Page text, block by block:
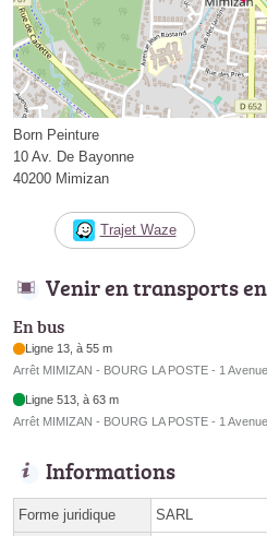
Born Peinture
10 Av. De Bayonne
40200 Mimizan
Trajet Waze
Venir en transports
En bus
Ligne 13, à 55 m
Arrêt MIMIZAN - BOURG LA POSTE - 1
Ligne 513, à 63 m
Arrêt MIMIZAN - BOURG LA POSTE - 1
Informations
Forme juridique SARL